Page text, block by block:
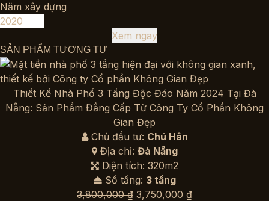
Năm xây dựng
Xem ngay
SẢN PHẨM TƯƠNG TỰ
Thiết Kế Nhà Phố 3 Tầng Độc Đáo Năm 2024 Tại Đà
Nẵng: Sản Phẩm Đẳng Cấp Từ Công Ty Cổ Phần Không
Gian Đẹp
Chủ đầu tư: Chú Hân
Địa chỉ: Đà Nẵng
Diện tích: 320m2
Số tầng: 3 tầng
3,800,000₫ Giá
3,750,000 ₫Giá